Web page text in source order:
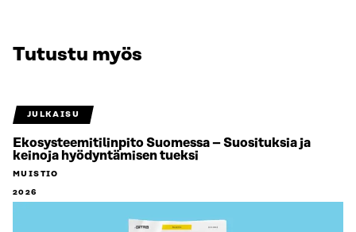
Tutustu myös
JULKAISU
Ekosysteemitilinpito Suomessa – Suosituksia ja
keinoja hyödyntämisen tueksi
MUISTIO
2026